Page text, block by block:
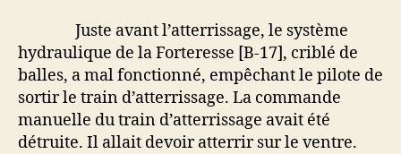
Juste avant l’atterrissage, le système
hydraulique de la Forteresse [B-17], criblé de
balles, a mal fonctionné, empêchant le pilote de
sortir le train d’atterrissage. La commande
manuelle du train d’atterrissage avait été
détruite. Il allait devoir atterrir sur le ventre.